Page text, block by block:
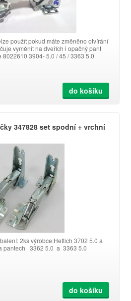
použít pokud máte změněno otvírání
vyměnit na dveřích i opačný pant
3904- 5.0 / 45 / 3363 5.0
do košíku
347828 set spodní + vrchní
2ks výrobce:Hettich 3702 5.0 a
pantech 3362 5.0 a 3363 5.0
do košíku